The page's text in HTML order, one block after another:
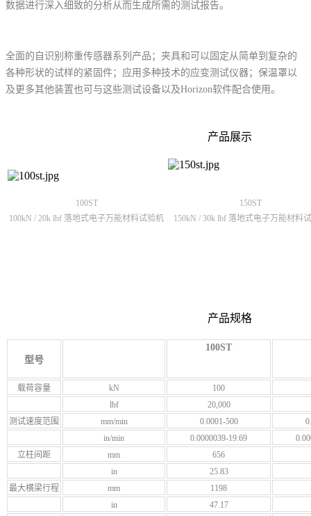
数据进行深入细致的分析从而生成所需的测试报告。
全面的自识别称重传感器系列产品；夹具和可以固定从简单到复杂的
各种形状的试样的紧固件；应用多种技术的应变测试仪器；保温罩以
及更多其他装置也可与这些测试设备以及Horizon软件配合使用。
产品展示
100ST
150ST
100kN / 20k lbf 落地式电子万能材料试验机
150kN / 30k lbf 落地式电子万能材料
产品规格
型号
100ST
载荷容量 kN
100
lbf
20,000
测试速度范围
mm/min 0.0001-500
in/min
0.0000039-19.69
立柱间距
mm
656
in
25.83
最大横梁行程
mm
1198
in
47.17